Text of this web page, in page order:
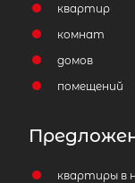
квартир
комнат
домов
помещений
квартиры в